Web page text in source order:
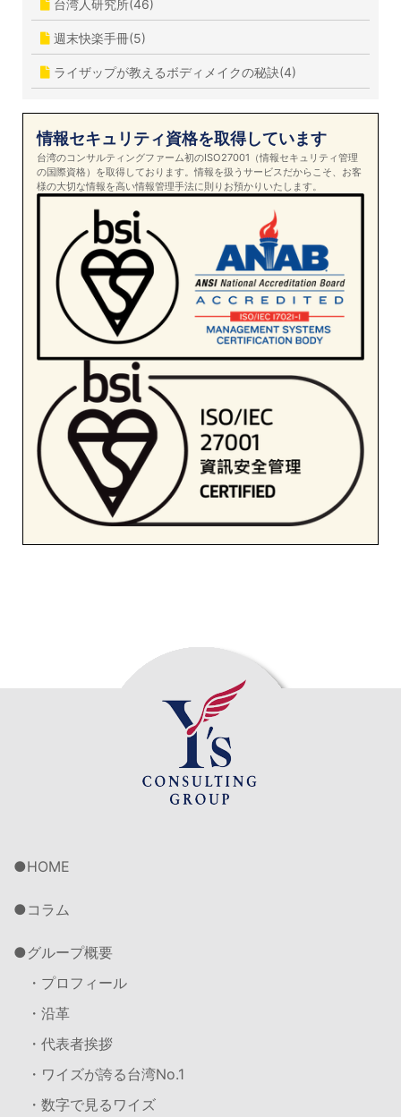
台湾人研究所(46)
週末快楽手冊(5)
ライザップが教えるボディメイクの秘訣(4)
情報セキュリティ資格を取得しています
台湾のコンサルティングファーム初のISO27001（情報セキュリティ管理
の国際資格）を取得しております。情報を扱うサービスだからこそ、お客
様の大切な情報を高い情報管理手法に則りお預かりいたします。
HOME
コラム
グループ概要
・プロフィール
・沿革
・代表者挨拶
・ワイズが誇る台湾No.1
・数字で見るワイズ